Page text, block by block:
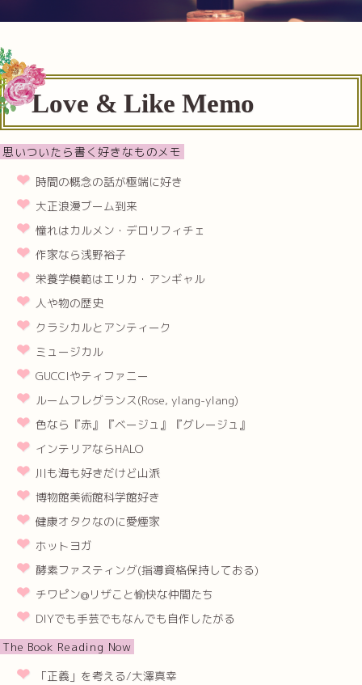
Love & Like Memo
思いついたら書く好きなものメモ
時間の概念の話が極端に好き
大正浪漫ブーム到来
憧れはカルメン・デロリフィチェ
作家なら浅野裕子
栄養学模範はエリカ・アンギャル
人や物の歴史
クラシカルとアンティーク
ミュージカル
GUCCIやティファニー
ルームフレグランス(Rose, ylang-ylang)
色なら『赤』『ベージュ』『グレージュ』
インテリアならHALO
川も海も好きだけど山派
博物館美術館科学館好き
健康オタクなのに愛煙家
ホットヨガ
酵素ファスティング(指導資格保持しておる)
チワピン@リザこと愉快な仲間たち
DIYでも手芸でもなんでも自作したがる
The Book Reading Now
「正義」を考える/大澤真幸